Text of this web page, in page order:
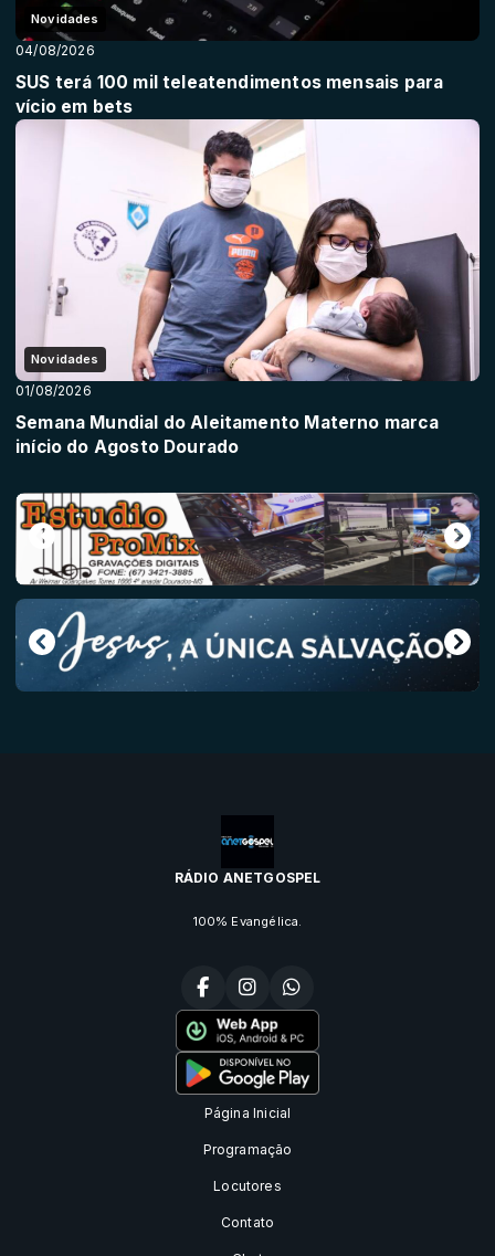
Novidades
04/08/2026
SUS terá 100 mil teleatendimentos mensais para
vício em bets
Novidades
01/08/2026
Semana Mundial do Aleitamento Materno marca
início do Agosto Dourado
RÁDIO ANETGOSPEL
100% Evangélica.
Página Inicial
Programação
Locutores
Contato